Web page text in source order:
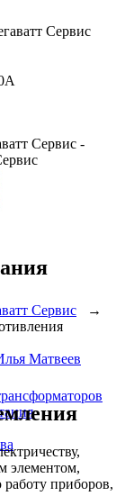
Сервис -
Сервис
→
Матвеев
элементом,
работу приборов,